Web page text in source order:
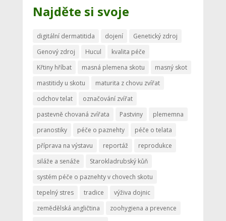
Najděte si svoje
digitální dermatitida dojení
Genetický zdroj
Genový zdroj
Hucul
kvalita péče
Křtiny hříbat
masná plemena skotu
masný skot
mastitidy u skotu
maturita z chovu zvířat
odchov telat
označování zvířat
pastevně chovaná zvířata
Pastviny
plememna
pranostiky
péče o paznehty
péče o telata
příprava na výstavu
reportáž
reprodukce
siláže a senáže
Starokladrubský kůň
systém péče o paznehty v chovech skotu
tepelný stres
tradice
výživa dojnic
zemědělská angličtina
zoohygiena a prevence